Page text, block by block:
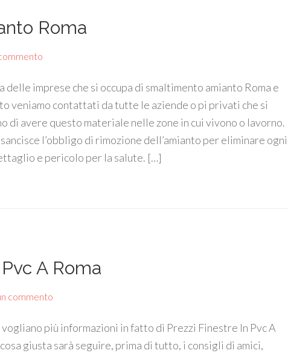
Roma
delle imprese che si occupa di smaltimento amianto Roma e
veniamo contattati da tutte le aziende o pi privati che si
di avere questo materiale nelle zone in cui vivono o lavorno.
l’obbligo di rimozione dell’amianto per eliminare ogni
e pericolo per la salute. […]
A Roma
commento
vogliano più informazioni in fatto di Prezzi Finestre In Pvc A
cosa giusta sarà seguire, prima di tutto, i consigli di amici,